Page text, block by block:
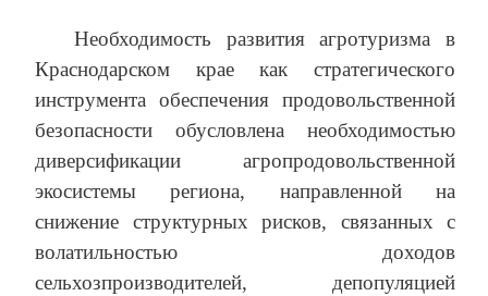
Необходимость развития агротуризма в
Краснодарском крае как стратегического
инструмента обеспечения продовольственной
безопасности обусловлена необходимостью
диверсификации агропродовольственной
экосистемы региона, направленной на
снижение структурных рисков, связанных с
волатильностью доходов
сельхозпроизводителей, депопуляцией